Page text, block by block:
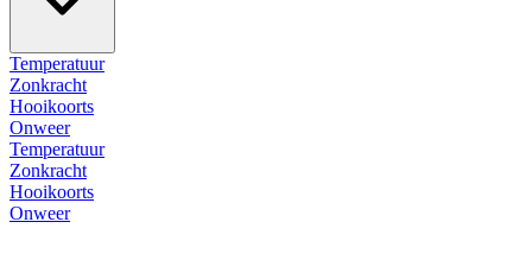
Temperatuur
Zonkracht
Hooikoorts
Onweer
Temperatuur
Zonkracht
Hooikoorts
Onweer